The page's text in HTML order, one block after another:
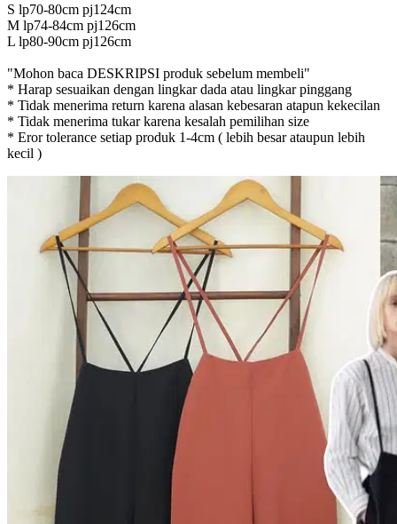
S lp70-80cm pj124cm
M lp74-84cm pj126cm
L lp80-90cm pj126cm
"Mohon baca DESKRIPSI produk sebelum membeli"
* Harap sesuaikan dengan lingkar dada atau lingkar pinggang
* Tidak menerima return karena alasan kebesaran atapun kekecilan
* Tidak menerima tukar karena kesalah pemilihan size
* Eror tolerance setiap produk 1-4cm ( lebih besar ataupun lebih
kecil )